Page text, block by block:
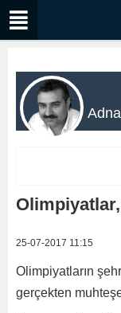
25-07-2017 11:15
Olimpiyatların
gerçekten